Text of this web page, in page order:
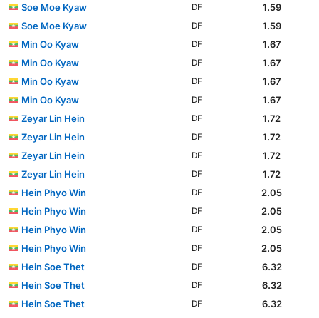
Soe Moe Kyaw
DF
1.59
Soe Moe Kyaw
DF
1.59
Min Oo Kyaw
DF
1.67
Min Oo Kyaw
DF
1.67
Min Oo Kyaw
DF
1.67
Min Oo Kyaw
DF
1.67
Zeyar Lin Hein
DF
1.72
Zeyar Lin Hein
DF
1.72
Zeyar Lin Hein
DF
1.72
Zeyar Lin Hein
DF
1.72
Hein Phyo Win
DF
2.05
Hein Phyo Win
DF
2.05
Hein Phyo Win
DF
2.05
Hein Phyo Win
DF
2.05
Hein Soe Thet
DF
6.32
Hein Soe Thet
DF
6.32
Hein Soe Thet
DF
6.32